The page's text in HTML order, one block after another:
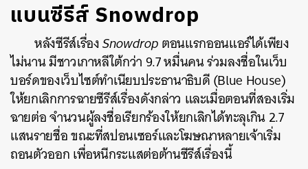
แบนซีรีส์ Snowdrop
หลังซีรีส์เรื่องSnowdropตอนแรกออนแอร์ได้เพียง
ไม่นาน มีชาวเกาหลีใต้กว่า 9.7 หมื่นคน ร่วมลงชื่อในเว็บ
บอร์ดของเว็บไซต์ทำเนียบประธานาธิบดี (Blue House)
ให้ยกเลิกการฉายซีรีส์เรื่องดังกล่าว และเมื่อตอนที่สองเริ่ม
ฉายต่อ จำนวนผู้ลงชื่อเรียกร้องให้ยกเลิกได้ทะลุเกิน 2.7
แสนรายชื่อ ขณะที่สปอนเซอร์และโฆษณาหลายเจ้าเริ่ม
ถอนตัวออก เพื่อหนีกระแสต่อต้านซีรีส์เรื่องนี้